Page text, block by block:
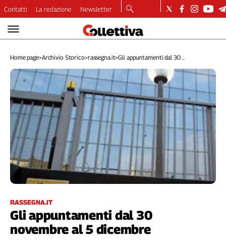
Video
Dirette
Longform
Copertine
Economia
Lavoro
Ambiente
Diritti
Welfare
Italia
Internazionale
Categorie
Filcams
Contatti La redazione Newsletter
Home page>Archivio Storico>rassegna.it>Gli appuntamenti dal 30 ...
RASSEGNA.IT
Gli appuntamenti dal 30
novembre al 5 dicembre